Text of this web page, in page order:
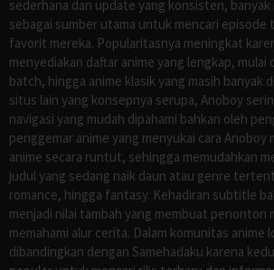
sederhana dan update yang konsisten, banyak
sebagai sumber utama untuk mencari episode
favorit mereka. Popularitasnya meningkat
menyediakan daftar anime yang lengkap, mulai
batch, hingga anime klasik yang masih banyak
situs lain yang konsepnya serupa, Anoboy
navigasi yang mudah dipahami bahkan oleh
penggemar anime yang menyukai cara Anoboy
anime secara runtut, sehingga memudahkan
judul yang sedang naik daun atau genre
romance, hingga fantasy. Kehadiran subtitle
menjadi nilai tambah yang membuat penonton
memahami alur cerita. Dalam komunitas anime
dibandingkan dengan Samehadaku karena